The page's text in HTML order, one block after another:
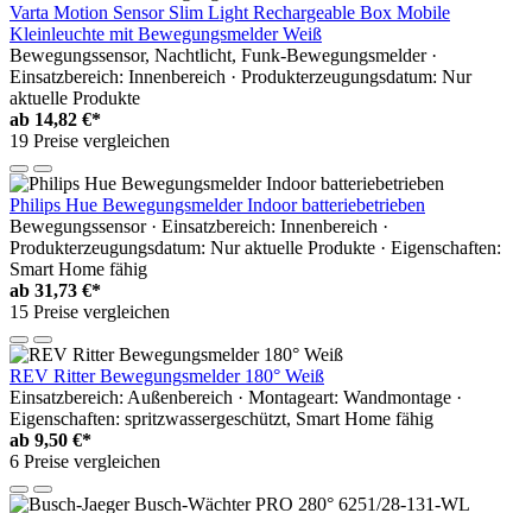
Varta Motion Sensor Slim Light Rechargeable Box Mobile
Kleinleuchte mit Bewegungsmelder Weiß
Bewegungssensor, Nachtlicht, Funk-Bewegungsmelder ·
Einsatzbereich: Innenbereich · Produkterzeugungsdatum: Nur
aktuelle Produkte
ab 14,82 €*
19 Preise vergleichen
Philips Hue Bewegungsmelder Indoor batteriebetrieben
Bewegungssensor · Einsatzbereich: Innenbereich ·
Produkterzeugungsdatum: Nur aktuelle Produkte · Eigenschaften:
Smart Home fähig
ab 31,73 €*
15 Preise vergleichen
REV Ritter Bewegungsmelder 180° Weiß
Einsatzbereich: Außenbereich · Montageart: Wandmontage ·
Eigenschaften: spritzwassergeschützt, Smart Home fähig
ab 9,50 €*
6 Preise vergleichen